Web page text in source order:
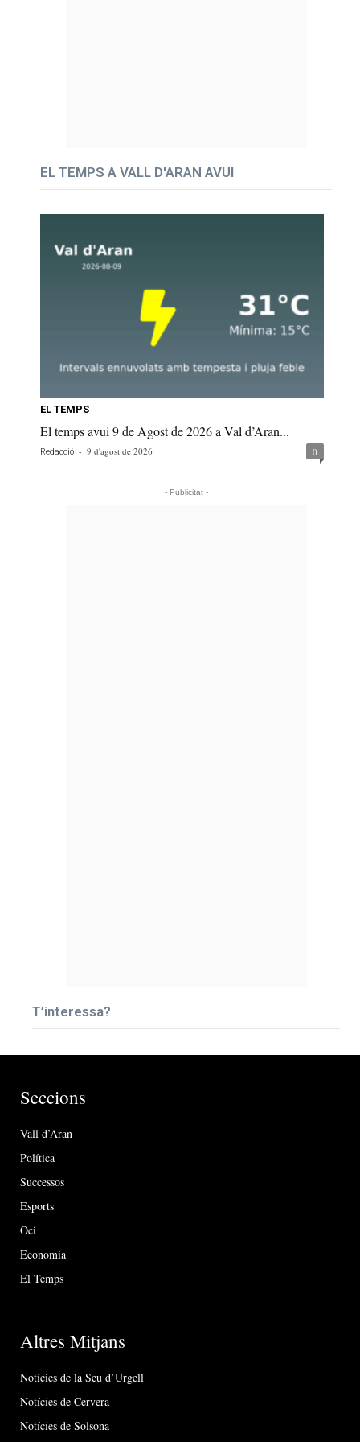
EL TEMPS A VALL D'ARAN AVUI
EL TEMPS
El temps avui 9 de Agost de 2026 a Val d’Aran...
Redacció - 9 d'agost de 2026 0
- Publicitat -
T’interessa?
Seccions
Vall d’Aran
Política
Successos
Esports
Oci
Economia
El Temps
Altres Mitjans
Notícies de la Seu d’Urgell
Notícies de Cervera
Notícies de Solsona